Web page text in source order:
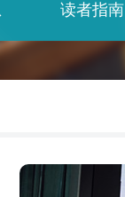
读者指南
缩微复制中心
后科研工作站